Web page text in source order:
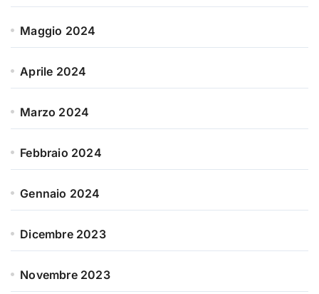
Maggio 2024
Aprile 2024
Marzo 2024
Febbraio 2024
Gennaio 2024
Dicembre 2023
Novembre 2023